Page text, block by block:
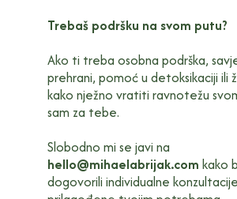
Trebaš podršku na svom putu?
Ako ti treba osobna podrška,
prehrani, pomoć u detoksikaciji ili
kako nježno vratiti ravnotežu
sam za tebe.
Slobodno mi se javi na
hello@mihaelabrijak.com kako
dogovorili individualne konzultacije